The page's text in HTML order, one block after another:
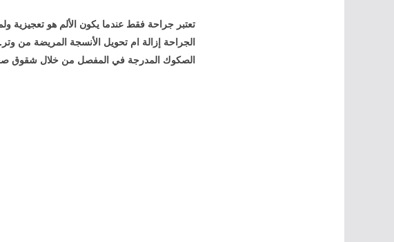
تعتبر جراحة فقط عندما يكون الألم هو
الجراحة إزالة ام تحويل الأنسجة المريضة من
الصكوك المدرجة في المفصل من خلال شقوق